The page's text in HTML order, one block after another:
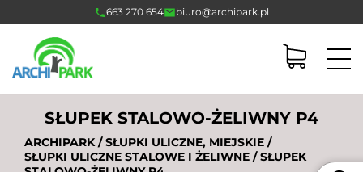
663 270 654 biuro@archipark.pl
SŁUPEK STALOWO-ŻELIWNY P4
ARCHIPARK/SŁUPKI ULICZNE, MIEJSKIE /
SŁUPKI ULICZNE STALOWE I ŻELIWNE / SŁUPEK